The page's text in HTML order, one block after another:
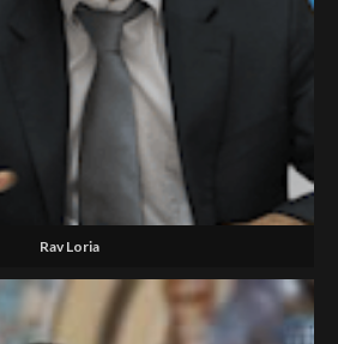
Rav Loria